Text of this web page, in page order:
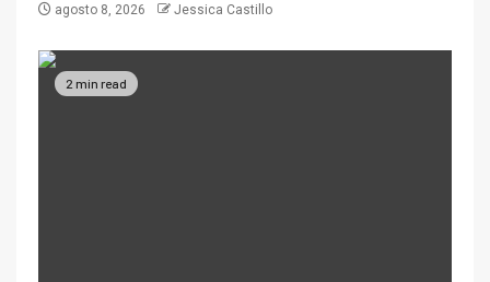
agosto 8, 2026 Jessica Castillo
2 min read